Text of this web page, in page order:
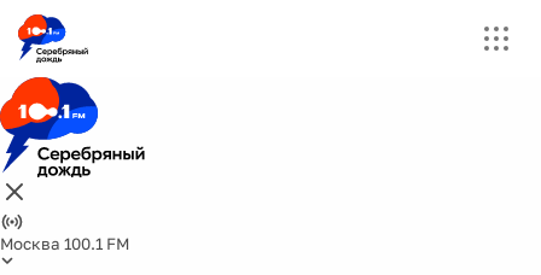
Москва 100.1 FM